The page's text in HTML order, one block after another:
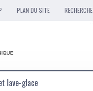
PLAN DU SITE RECHERCHE
lave-glace